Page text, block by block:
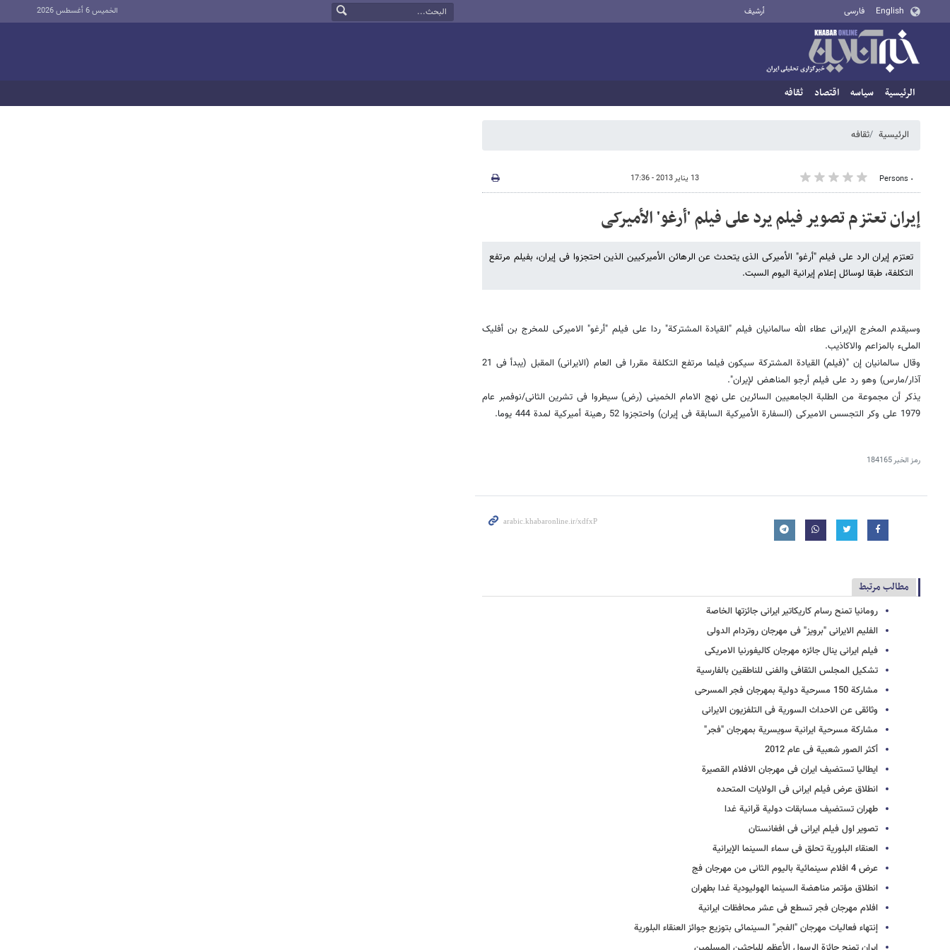
English فارسی أرشيف الخميس 6 أغسطس 2026
الرئيسية سیاسه اقتصاد ثقافه
الرئيسية ثقافه
٠ Persons 13 يناير 2013 - 17:36
إیران تعتزم تصویر فیلم یرد على فیلم 'أرغو' الأمیرکی
تعتزم إیران الرد على فیلم "أرغو" الأمیرکی الذی یتحدث عن الرهائن الأمیرکیین الذین احتجزوا فی إیران، بفیلم مرتفع
التکلفة، طبقا لوسائل إعلام إیرانیة الیوم السبت.
وسیقدم المخرج الإیرانی عطاء الله سالمانیان فیلم "القیادة المشترکة" ردا على فیلم "أرغو" الامیرکی للمخرج بن أفلیک
الملیء بالمزاعم والاکاذیب.
وقال سالمانیان إن "(فیلم) القیادة المشترکة سیکون فیلما مرتفع التکلفة مقررا فی العام (الایرانی) المقبل (یبدأ فی 21
آذار/مارس) وهو رد على فیلم أرجو المناهض لإیران".
یذکر أن مجموعة من الطلبة الجامعیین السائرین على نهج الامام الخمینی (رض) سیطروا فی تشرین الثانی/نوفمبر عام
1979 على وکر التجسس الامیرکی (السفارة الأمیرکیة السابقة فی إیران) واحتجزوا 52 رهینة أمیرکیة لمدة 444 یوما.
رمز الخبر184165
مطالب مرتبط
رومانیا تمنح رسام کاریکاتیر ایرانی جائزتها الخاصة
الفلیم الایرانی "برویز" فی مهرجان روتردام الدولی
فیلم ایرانی ینال جائزه مهرجان کالیفورنیا الامریکی
تشکیل المجلس الثقافی والفنی للناطقین بالفارسیة
مشارکة 150 مسرحیة دولیة بمهرجان فجر المسرحی
وثائقی عن الاحداث السوریة فی التلفزیون الایرانی
مشارکة مسرحیة ایرانیة سویسریة بمهرجان "فجر"
أکثر الصور شعبیة فی عام 2012
ایطالیا تستضیف ایران فی مهرجان الافلام القصیرة
انطلاق عرض فیلم ایرانی فی الولایات المتحده
طهران تستضیف مسابقات دولیة قرانیة غدا
تصویر اول فیلم ایرانی فی افغانستان
العنقاء البلوریة تحلق فی سماء السینما الإیرانیة
عرض 4 افلام سینمائیة بالیوم الثانی من مهرجان فج
انطلاق مؤتمر مناهضة السینما الهولیودیة غدا بطهران
افلام مهرجان فجر تسطع فی عشر محافظات ایرانیة
إنتهاء فعالیات مهرجان "الفجر" السینمائی بتوزیع جوائز العنقاء البلوریة